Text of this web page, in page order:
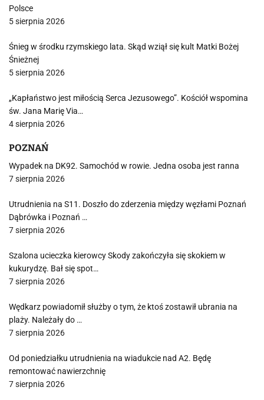
Polsce
5 sierpnia 2026
Śnieg w środku rzymskiego lata. Skąd wziął się kult Matki Bożej
Śnieżnej
5 sierpnia 2026
„Kapłaństwo jest miłością Serca Jezusowego”. Kościół wspomina
św. Jana Marię Via…
4 sierpnia 2026
POZNAŃ
Wypadek na DK92. Samochód w rowie. Jedna osoba jest ranna
7 sierpnia 2026
Utrudnienia na S11. Doszło do zderzenia między węzłami Poznań
Dąbrówka i Poznań …
7 sierpnia 2026
Szalona ucieczka kierowcy Skody zakończyła się skokiem w
kukurydzę. Bał się spot…
7 sierpnia 2026
Wędkarz powiadomił służby o tym, że ktoś zostawił ubrania na
plaży. Należały do …
7 sierpnia 2026
Od poniedziałku utrudnienia na wiadukcie nad A2. Będę
remontować nawierzchnię
7 sierpnia 2026